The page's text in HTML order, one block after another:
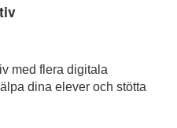
med flera digitala
dina elever och stötta